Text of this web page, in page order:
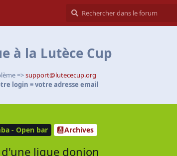
à la Lutèce Cup
=>support@lutececup.org
login = votre adresse email
- Open bar Archives
ligue donjon